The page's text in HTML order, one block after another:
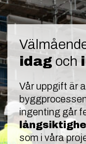
idag och
Vår uppgift är
ingenting går
som i våra